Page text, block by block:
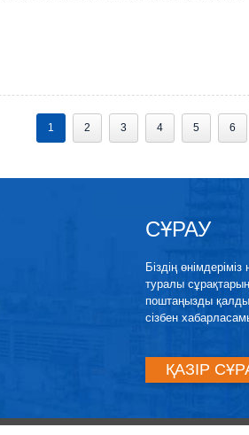
1 2 3 4 5 6
СҰРАУ
Біздің
туралы
поштаңызды
сізбен
ҚАЗІР